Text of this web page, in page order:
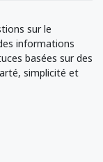
sur le
informations
basées sur des
simplicité et